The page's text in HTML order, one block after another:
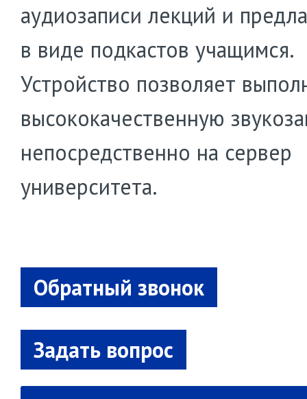
аудиозаписи лекций и
в виде подкастов учащимся.
Устройство позволяет
высококачественную
непосредственно на сервер
университета.